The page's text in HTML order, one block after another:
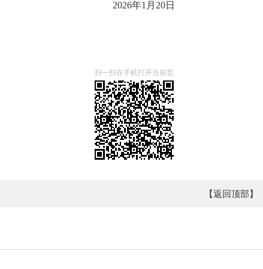
2026年1月20日
扫一扫在手机打开当前页
【返回顶部】